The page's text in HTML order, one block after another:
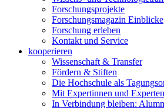
Forschungsprojekte
Forschungsmagazin Einblicke
Forschung erleben
Kontakt und Service
kooperieren
Wissenschaft & Transfer
Fördern & Stiften
Die Hochschule als
Mit Expertinnen und
In Verbindung bleiben: